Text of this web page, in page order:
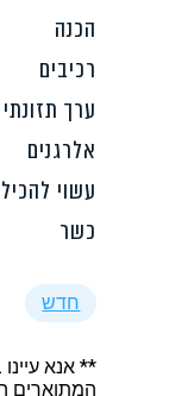
הכנה
רכיבים
ערך תזונתי
אלרגנים
עשוי להכיל
כשר
חדש
** אנא
המתוארים